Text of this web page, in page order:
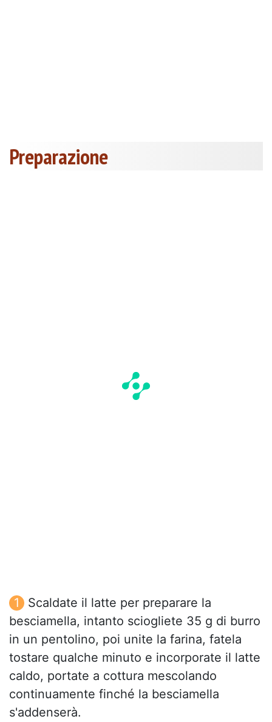
Preparazione
Scaldate il latte per preparare la
besciamella, intanto sciogliete 35 g di burro
in un pentolino, poi unite la farina, fatela
tostare qualche minuto e incorporate il latte
caldo, portate a cottura mescolando
continuamente finché la besciamella
s'addenserà.